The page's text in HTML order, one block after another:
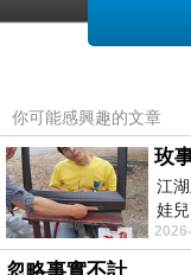
商品訊息簡述:
⊕德國車神舒馬
瘦身操這樣跳
你可能感興趣的文章
玫
江
娃
山